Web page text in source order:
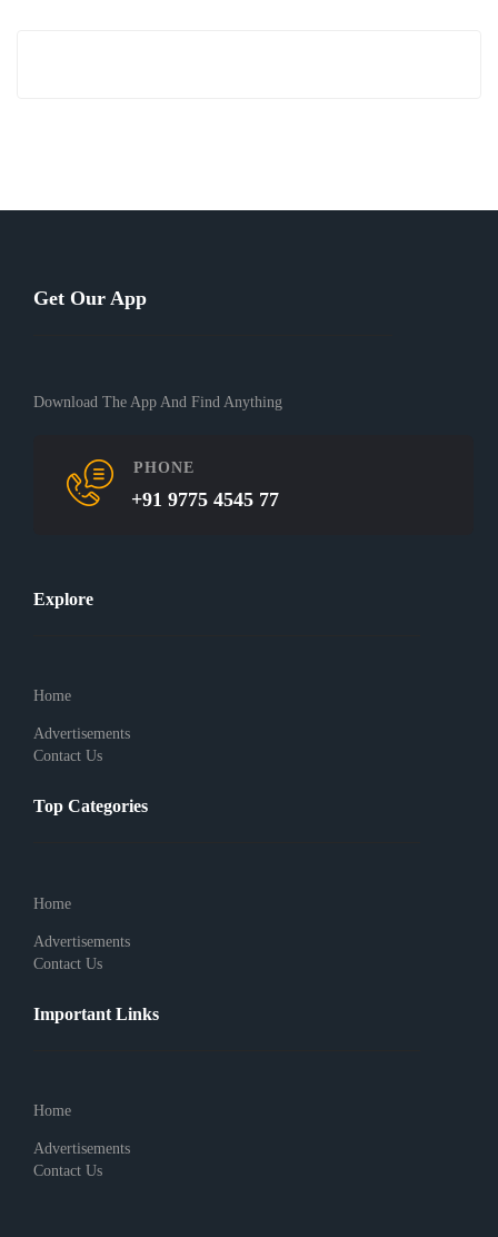
Get Our App
Download The App And Find Anything
PHONE
+91 9775 4545 77
Explore
Home
Advertisements
Contact Us
Top Categories
Home
Advertisements
Contact Us
Important Links
Home
Advertisements
Contact Us